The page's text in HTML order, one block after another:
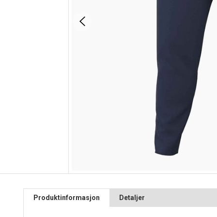
Produktinformasjon Detaljer